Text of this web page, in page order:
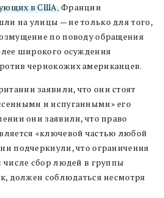
в США, Франции
на улицы — не только для того,
по поводу обращения
широкого осуждения
чернокожих американцев.
заявили, что они стоят
и испуганными» его
они заявили, что право
«ключевой частью любой
подчеркнули, что ограничения
числе сбор людей в группы
должен соблюдаться несмотря